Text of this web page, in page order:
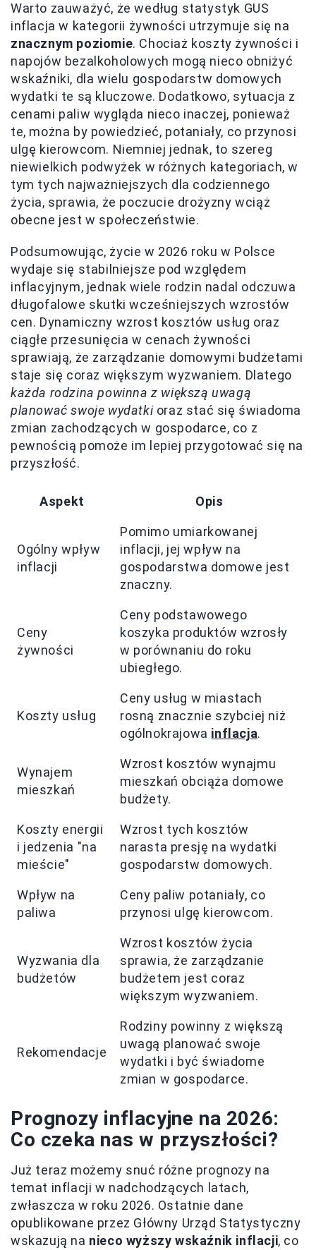
Warto zauważyć, że według statystyk GUS
inflacja w kategorii żywności utrzymuje się na
znacznym poziomie. Chociaż koszty żywności i
napojów bezalkoholowych mogą nieco obniżyć
wskaźniki, dla wielu gospodarstw domowych
wydatki te są kluczowe. Dodatkowo, sytuacja z
cenami paliw wygląda nieco inaczej, ponieważ
te, można by powiedzieć, potaniały, co przynosi
ulgę kierowcom. Niemniej jednak, to szereg
niewielkich podwyżek w różnych kategoriach, w
tym tych najważniejszych dla codziennego
życia, sprawia, że poczucie drożyzny wciąż
obecne jest w społeczeństwie.
Podsumowując, życie w 2026 roku w Polsce
wydaje się stabilniejsze pod względem
inflacyjnym, jednak wiele rodzin nadal odczuwa
długofalowe skutki wcześniejszych wzrostów
cen. Dynamiczny wzrost kosztów usług oraz
ciągłe przesunięcia w cenach żywności
sprawiają, że zarządzanie domowymi budżetami
staje się coraz większym wyzwaniem. Dlatego
każda rodzina powinna z większą uwagą
planować swoje wydatkioraz stać się świadoma
zmian zachodzących w gospodarce, co z
pewnością pomoże im lepiej przygotować się na
przyszłość.
Aspekt Opis
Ogólny wpływ
inflacji
Pomimo umiarkowanej
inflacji, jej wpływ na
gospodarstwa domowe jest
znaczny.
Ceny
żywności
Ceny podstawowego
koszyka produktów wzrosły
w porównaniu do roku
ubiegłego.
Koszty usług
Ceny usług w miastach
rosną znacznie szybciej niż
ogólnokrajowa inflacja.
Wynajem
mieszkań
Wzrost kosztów wynajmu
mieszkań obciąża domowe
budżety.
Koszty energii
i jedzenia "na
mieście"
Wzrost tych kosztów
narasta presję na wydatki
gospodarstw domowych.
Wpływ na
paliwa
Ceny paliw potaniały, co
przynosi ulgę kierowcom.
Wyzwania dla
budżetów
Wzrost kosztów życia
sprawia, że zarządzanie
budżetem jest coraz
większym wyzwaniem.
Rekomendacje
Rodziny powinny z większą
uwagą planować swoje
wydatki i być świadome
zmian w gospodarce.
Prognozy inflacyjne na 2026:
Co czeka nas w przyszłości?
Już teraz możemy snuć różne prognozy na
temat inflacji w nadchodzących latach,
zwłaszcza w roku 2026. Ostatnie dane
opublikowane przez Główny Urząd Statystyczny
wskazują na nieco wyższy wskaźnik inflacji, co